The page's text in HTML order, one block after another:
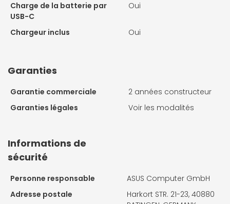
Charge de la batterie par
USB-C
Oui
Chargeur inclus Oui
Garanties
Garantie commerciale
2 années constructeur
Garanties légales
Voir les modalités
Informations de
sécurité
Personne responsable
ASUS Computer GmbH
Adresse postale
Harkort STR. 21-23, 40880